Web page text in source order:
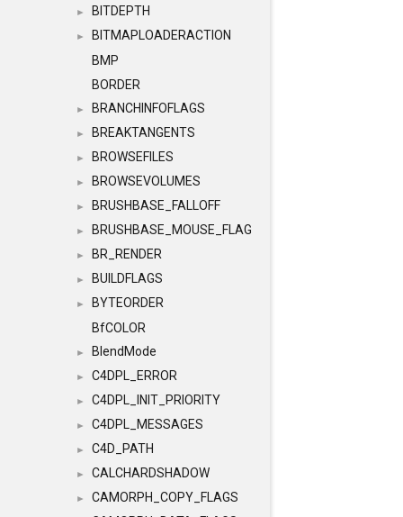
► BITDEPTH
►
BITMAPLOADERACTION
BMP
BORDER
► BRANCHINFOFLAGS
► BREAKTANGENTS
► BROWSEFILES
► BROWSEVOLUMES
► BRUSHBASE_FALLOFF
► BRUSHBASE_MOUSE_FLAG
► BR_RENDER
► BUILDFLAGS
►
BYTEORDER
BfCOLOR
► BlendMode
► C4DPL_ERROR
► C4DPL_INIT_PRIORITY
► C4DPL_MESSAGES
► C4D_PATH
► CALCHARDSHADOW
►
CAMORPH_COPY_FLAGS